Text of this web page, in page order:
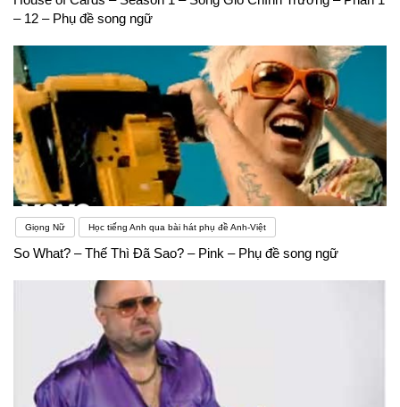
– 12 – Phụ đề song ngữ
Giọng Nữ Học tiếng Anh qua bài hát phụ đề Anh-Việt
So What? – Thế Thì Đã Sao? – Pink – Phụ đề song ngữ